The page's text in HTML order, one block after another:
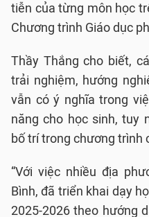
tiễn của từng môn học
Chương trình Giáo dục
Thầy Thắng cho biết,
trải nghiệm, hướng
vẫn có ý nghĩa trong
năng cho học sinh, tuy
bố trí trong chương trình
“Với việc nhiều địa
Bình, đã triển khai dạy
2025-2026 theo hướng